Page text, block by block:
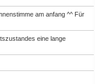
am anfang ^^ Für
eine lange